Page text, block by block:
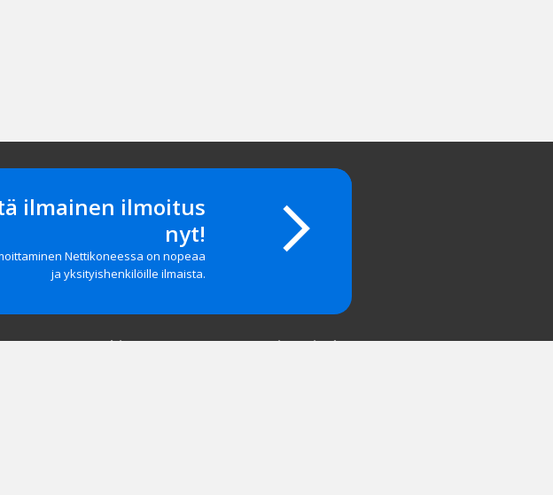
ilmainen ilmoitus
nyt!
Nettikoneessa on nopeaa
ja yksityishenkilöille ilmaista.
Tuki Yritystiedot